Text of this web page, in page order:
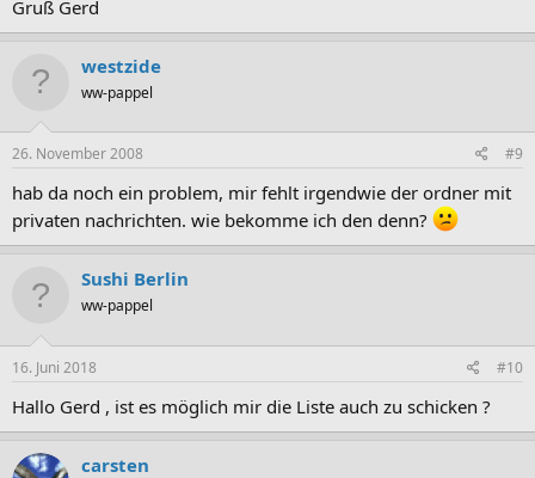
Gruß Gerd
westzide
ww-pappel
26. November 2008 #9
hab da noch ein problem, mir fehlt irgendwie der ordner mit
privaten nachrichten. wie bekomme ich den denn?
Sushi Berlin
ww-pappel
16. Juni 2018 #10
Hallo Gerd , ist es möglich mir die Liste auch zu schicken ?
carsten